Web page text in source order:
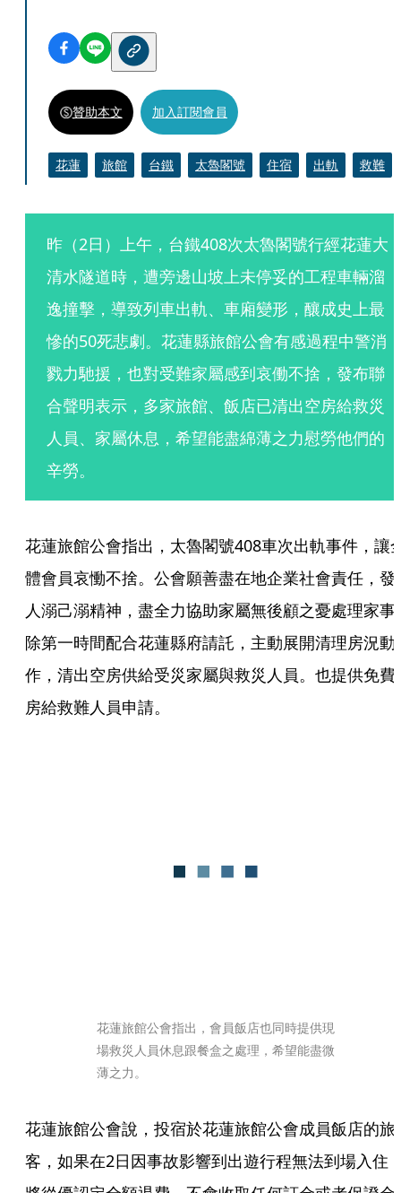
贊助本文 加入訂閱會員
花蓮 旅館 台鐵 太魯閣號 住宿 出軌 救難
昨（2日）上午，台鐵408次太魯閣號行經花蓮大
清水隧道時，遭旁邊山坡上未停妥的工程車輛溜
逸撞擊，導致列車出軌、車廂變形，釀成史上最
慘的50死悲劇。花蓮縣旅館公會有感過程中警消
戮力馳援，也對受難家屬感到哀働不捨，發布聯
合聲明表示，多家旅館、飯店已清出空房給救災
人員、家屬休息，希望能盡綿薄之力慰勞他們的
辛勞。
花蓮旅館公會指出，太魯閣號408車次出軌事件，讓
體會員哀慟不捨。公會願善盡在地企業社會責任，發
人溺己溺精神，盡全力協助家屬無後顧之憂處理家事
除第一時間配合花蓮縣府請託，主動展開清理房況動
作，清出空房供給受災家屬與救災人員。也提供免費
房給救難人員申請。
花蓮旅館公會指出，會員飯店也同時提供現
場救災人員休息跟餐盒之處理，希望能盡微
薄之力。
花蓮旅館公會說，投宿於花蓮旅館公會成員飯店的旅
客，如果在2日因事故影響到出遊行程無法到場入住